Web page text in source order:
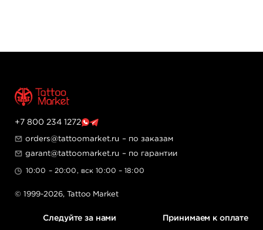
+7 800 234 1272
orders@tattoomarket.ru – по заказам
garant@tattoomarket.ru – по гарантии
10:00 – 20:00, вск 10:00 – 18:00
© 1999-2026, Tattoo Market
Следуйте за нами Принимаем к оплате